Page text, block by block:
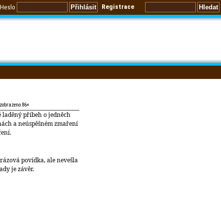
Heslo Registrace
86×
laděný příbeh o jedněch
a neúspěšném zmaření
povídka, ale nevešla
je závěr.